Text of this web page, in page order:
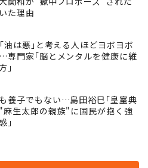
た理由
油は悪｣と考える人ほどヨボヨボ
専門家｢脳とメンタルを健康に維
｣
養子でもない…島田裕巳｢皇室典
生太郎の親族"に国民が抱く強
｣